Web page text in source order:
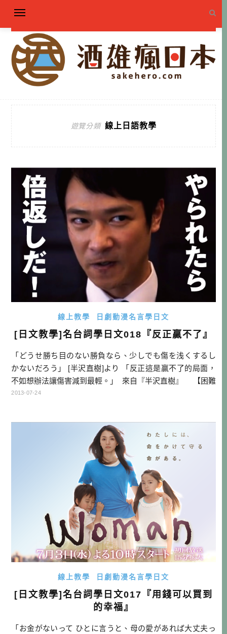
遊覽分類 線上日語教學
線上教學 日劇動漫名言學日文
[日文教學]名台詞學日文018『反正贏不了』
「どうせ勝ち目のない勝負なら、少しでも傷を浅くするし
かないだろう」 [半沢直樹]より 「反正這是贏不了的局面，
不如想辦法讓傷害減到最輕。」 來自『半沢直樹』 【困難
單字】 勝ち目がない：沒有贏面、贏不了、沒有勝算 【文
2013-07-24
線上教學 日劇動漫名言學日文
[日文教學]名台詞學日文017『用錢可以買到
的幸福』
「お金がないって ひとに言うと、母の愛があれば大丈夫っ